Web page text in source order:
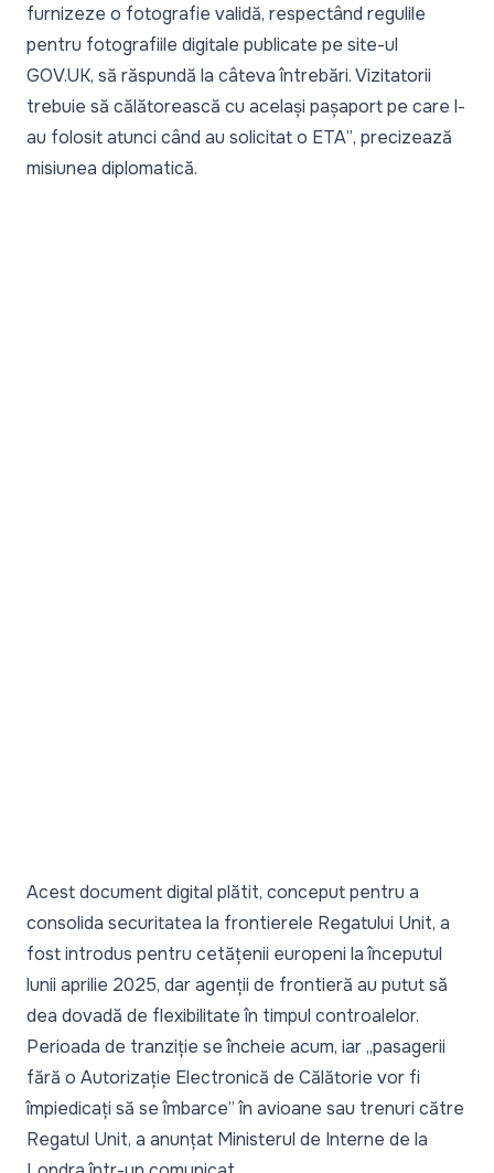
furnizeze o fotografie validă, respectând regulile
pentru fotografiile digitale publicate pe site-ul
GOV.UK, să răspundă la câteva întrebări. Vizitatorii
trebuie să călătorească cu același pașaport pe care l-
au folosit atunci când au solicitat o ETA”, precizează
misiunea diplomatică.
Acest document digital plătit, conceput pentru a
consolida securitatea la frontierele Regatului Unit, a
fost introdus pentru cetățenii europeni la începutul
lunii aprilie 2025, dar agenții de frontieră au putut să
dea dovadă de flexibilitate în timpul controalelor.
Perioada de tranziție se încheie acum, iar „pasagerii
fără o Autorizație Electronică de Călătorie vor fi
împiedicați să se îmbarce”în avioane sau trenuri către
Regatul Unit, a anunțat Ministerul de Interne de la